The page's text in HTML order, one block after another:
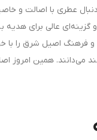
عطری با اصالت و
عالی برای هدیه به
فرهنگ اصیل شرق را با
می‌دانند. همین امروز